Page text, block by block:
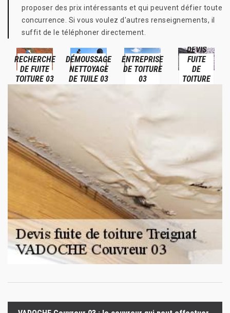
proposer des prix intéressants et qui peuvent défier toute
concurrence. Si vous voulez d'autres renseignements, il
suffit de le téléphoner directement.
RECHERCHE
DE FUITE
TOITURE 03
DÉMOUSSAGE
NETTOYAGE
DE TUILE 03
ENTREPRISE
DE TOITURE
03
DEVIS
FUITE
DE
TOITURE